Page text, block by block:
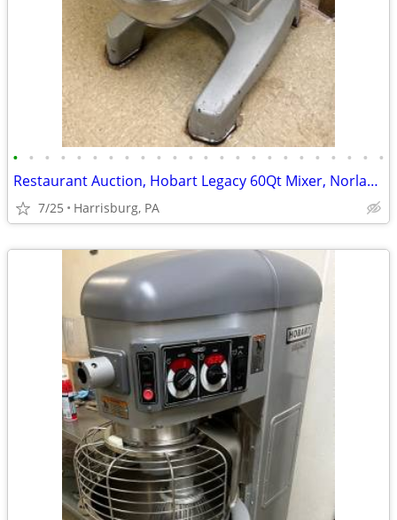
• • • • • • • • • • • • • • • • • • • • • • • •
Restaurant Auction, Hobart Legacy 60Qt Mixer, Norlake Walk-in Freezer
7/25 Harrisburg, PA